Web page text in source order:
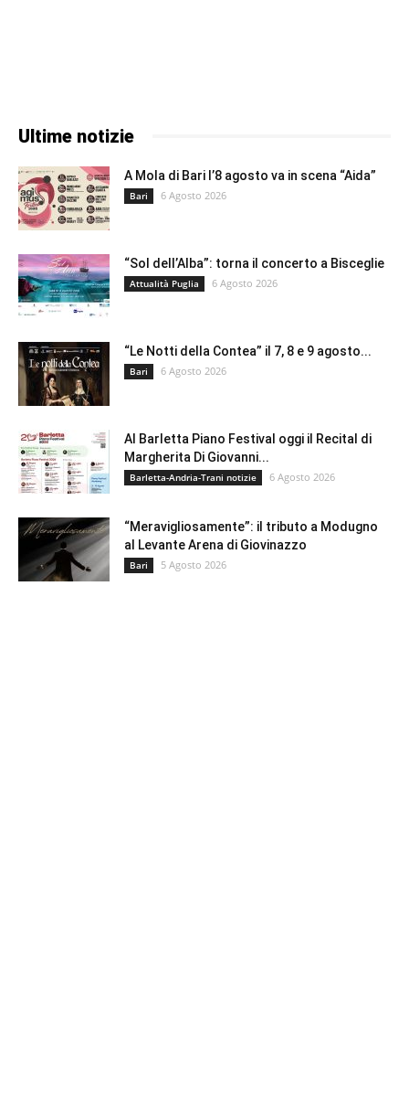
Ultime notizie
A Mola di Bari l’8 agosto va in scena “Aida”
Bari 6 Agosto 2026
“Sol dell’Alba”: torna il concerto a Bisceglie
Attualità Puglia 6 Agosto 2026
“Le Notti della Contea” il 7, 8 e 9 agosto...
Bari 6 Agosto 2026
Al Barletta Piano Festival oggi il Recital di
Margherita Di Giovanni...
Barletta-Andria-Trani notizie 6 Agosto 2026
“Meravigliosamente”: il tributo a Modugno
al Levante Arena di Giovinazzo
Bari 5 Agosto 2026